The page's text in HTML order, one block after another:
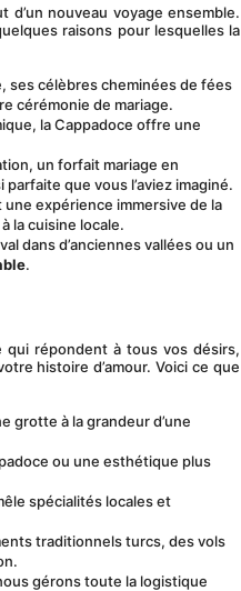
d’un nouveau voyage ensemble.
raisons pour lesquelles la
ses célèbres cheminées de fées
cérémonie de mariage.
la Cappadoce offre une
un forfait mariage en
que vous l’aviez imaginé.
une expérience immersive de la
la cuisine locale.
dans d’anciennes vallées ou un
.
qui répondent à tous vos désirs,
histoire d’amour. Voici ce que
grotte à la grandeur d’une
ou une esthétique plus
spécialités locales et
traditionnels turcs, des vols
gérons toute la logistique